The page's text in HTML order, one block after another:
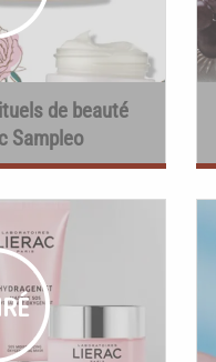
de beauté
Sampleo